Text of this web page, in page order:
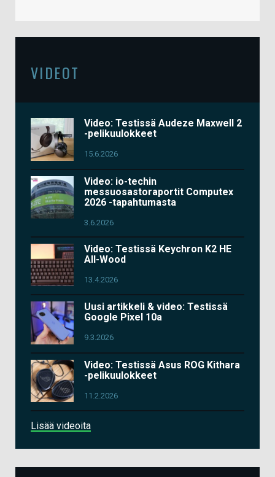
VIDEOT
Video: Testissä Audeze Maxwell 2
-pelikuulokkeet
15.6.2026
Video: io-techin
messuosastoraportit Computex
2026 -tapahtumasta
3.6.2026
Video: Testissä Keychron K2 HE
All-Wood
13.4.2026
Uusi artikkeli & video: Testissä
Google Pixel 10a
9.3.2026
Video: Testissä Asus ROG Kithara
-pelikuulokkeet
11.2.2026
Lisää videoita